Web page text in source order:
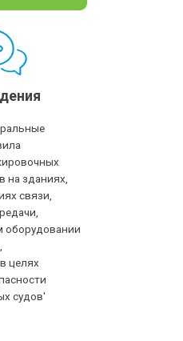
на зданиях,
связи,
оборудовании
целях
судов'